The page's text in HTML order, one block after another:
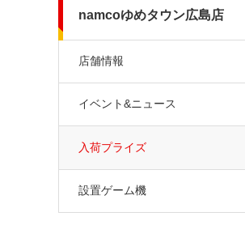
namcoゆめタウン広島店
店舗情報
イベント&ニュース
入荷プライズ
設置ゲーム機